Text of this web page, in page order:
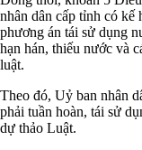
nhân dân cấp tỉnh có
phương án tái sử dụng
hạn hán, thiếu nước và
luật.
Theo đó, Uỷ ban nhân
phải tuần hoàn, tái sử
dự thảo Luật.